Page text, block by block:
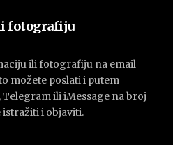
fotografiju
ili fotografiju na email
možete poslati i putem
Telegram ili iMessage na broj
istražiti i objaviti.